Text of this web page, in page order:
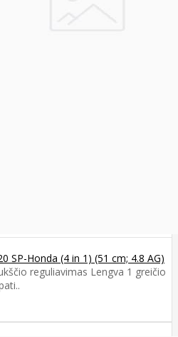
SP-Honda (4 in 1) (51 cm; 4.8 AG)
reguliavimas Lengva 1 greičio